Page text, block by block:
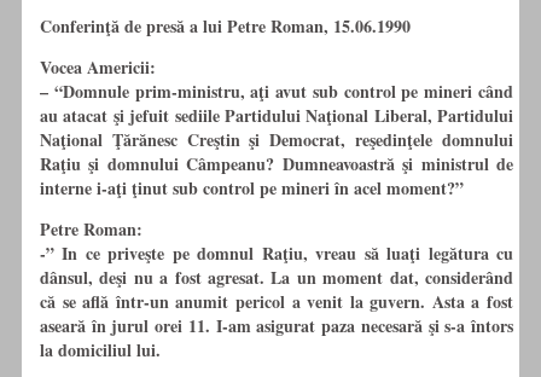
Conferinţă de presă a lui Petre Roman, 15.06.1990
Vocea Americii:
– “Domnule prim-ministru, aţi avut sub control pe mineri când
au atacat şi jefuit sediile Partidului Naţional Liberal, Partidului
Naţional Ţărănesc Creştin şi Democrat, reşedinţele domnului
Raţiu şi domnului Câmpeanu? Dumneavoastră şi ministrul de
interne i-aţi ţinut sub control pe mineri în acel moment?”
Petre Roman:
-” In ce priveşte pe domnul Raţiu, vreau să luaţi legătura cu
dânsul, deşi nu a fost agresat. La un moment dat, considerând
că se află într-un anumit pericol a venit la guvern. Asta a fost
aseară în jurul orei 11. I-am asigurat paza necesară şi s-a întors
la domiciliul lui.